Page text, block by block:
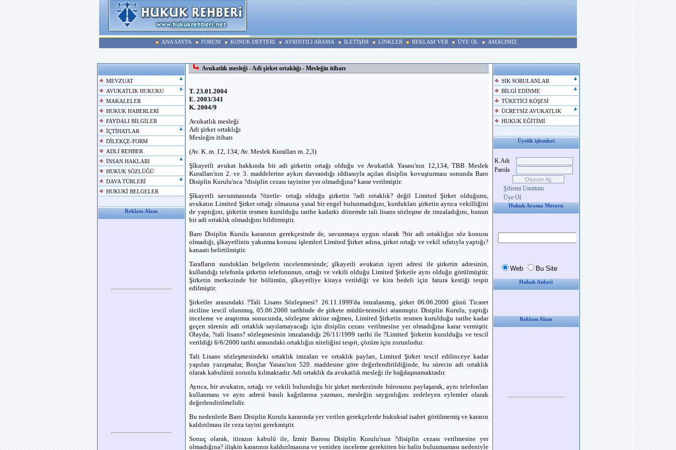
ANA SAYFA FORUM KONUK DEFTERİ AYRINTILI ARAMA İLETİŞİM LİNKLER REKLAM VER ÜYE OL AMACIMIZ
MEVZUAT
AVUKATLIK HUKUKU
MAKALELER
HUKUK HABERLERİ
FAYDALI BİLGİLER
İÇTİHATLAR
DİLEKÇE-FORM
ADLİ REHBER
İNSAN HAKLARI
HUKUK SÖZLÜĞÜ
DAVA TÜRLERİ
HUKUKİ BELGELER
Reklam Alanı
Avukatlık mesleği - Adi şirket ortaklığı - Mesleğin itibarı
T. 23.01.2004
E. 2003/341
K. 2004/9
Avukatlık mesleği
Adi şirket ortaklığı
Mesleğin itibarı
(Av. K. m. 12, 134; Av. Meslek Kuralları m. 2,3)
Şîkayetli avukat hakkında bir adi şirketin ortağı olduğu ve Avukatlık Yasası'nın 12,134, TBB Meslek
Kuralları'nın 2. ve 3. maddelerine aykırı davrandığı iddiasıyla açılan disiplin kovuşturması sonunda Baro
Disiplin Kurulu'nca ?disiplin cezası tayinine yer olmadığına? karar verilmiştir.
Şîkayetli savunmasında ?özetle- ortağı olduğu şirketin ?adi ortaklık? değil Limited Şirket olduğunu,
avukatın Limited Şirket ortağı olmasına yasal bir engel bulunmadığını, kurdukları şirketin ayrıca vekilliğini
de yaptığını, şirketin resmen kurulduğu tarihe kadarki dönemde tali lisans sözleşme de imzaladığını, bunun
bir adi ortaklık olmadığını bildirmiştir.
Baro Disiplin Kurulu kararının gerekçesinde de, savunmaya uygun olarak ?bir adi ortaklığın söz konusu
olmadığı, şîkayetlinin yakınma konusu işlemleri Limited Şirket adına, şirket ortağı ve vekil sıfatıyla yaptığı?
kanaatı belirtilmiştir.
Tarafların sundukları belgelerin incelenmesinde; şîkayetli avukatın işyeri adresi ile şirketin adresinin,
kullandığı telefonla şirketin telefonunun, ortağı ve vekili olduğu Limited Şirketle aynı olduğu görülmüştür.
Şirketin merkezinde bir bölümün, şîkayetliye kiraya verildiği ve kira bedeli için fatura kestiği tespit
edilmiştir.
Şirketler arasındaki ?Tali Lisans Sözleşmesi? 26.11.1999'da imzalanmış, şirket 06.06.2000 günü Ticaret
siciline tescil olunmuş, 05.06.2000 tarihinde de şirkete müdür-temsilci atanmıştır. Disiplin Kurulu, yaptığı
inceleme ve araştırma sonucunda, sözleşme aktine rağmen, Limited Şirketin resmen kurulduğu tarihe kadar
geçen sürenin adi ortaklık sayılamayacağı için disiplin cezası verilmesine yer olmadığına karar vermiştir.
Olayda, ?tali lisans? sözleşmesinin imzalandığı 26/11/1999 tarihi ile ?Limited Şirketin kurulduğu ve tescil
verildiği 6/6/2000 tarihi arasındaki ortaklığın niteliğini tespit, çözüm için zorunludur.
Tali Lisans sözleşmesindeki ortaklık imzaları ve ortaklık payları, Limited Şirket tescil edilinceye kadar
yapılan yazışmalar, Borçlar Yasası'nın 520. maddesine göre değerlendirildiğinde, bu sürecin adi ortaklık
olarak kabulünü zorunlu kılmaktadır. Adi ortaklık da avukatlık mesleği ile bağdaşmamaktadır.
Ayrıca, bir avukatın, ortağı ve vekili bulunduğu bir şirket merkezinde bürosunu paylaşarak, aynı telefonları
kullanması ve aynı adresi basılı kağıtlarına yazması, mesleğin saygınlığını zedeleyen eylemler olarak
değerlendirilmelidir.
Bu nedenlerle Baro Disiplin Kurulu kararında yer verilen gerekçelerde hukuksal isabet görülmemiş ve kararın
kaldırılması ile ceza tayini gerekmiştir.
Sonuç olarak, itirazın kabulü ile, İzmir Barosu Disiplin Kurulu'nun ?disiplin cezası verilmesine yer
olmadığına? ilişkin kararının kaldırılmasına ve yeniden inceleme gerektiren bir halin bulunmaması nedeniyle
SIK SORULANLAR
BİLGİ EDİNME
TÜKETİCİ KÖŞESİ
ÜCRETSİZ AVUKATLIK
HUKUK EĞİTİMİ
Üyelik işlemleri
K.Adı
Parola
Şifremi Unuttum
Üye Ol
Hukuk Arama Motoru
Hukuk Anketi
Reklam Alanı